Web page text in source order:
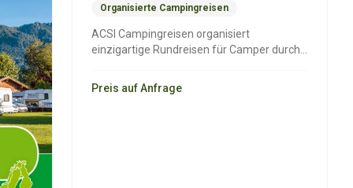
Organisierte Campingreisen
ACSI Campingreisen organisiert
einzigartige Rundreisen für Camper durch
Preis auf Anfrage